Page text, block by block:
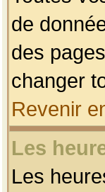
de
des
changer
Revenir
Les
Les